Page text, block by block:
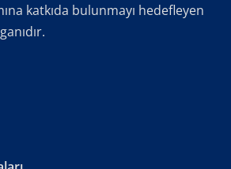
katkıda bulunmayı hedefleyen